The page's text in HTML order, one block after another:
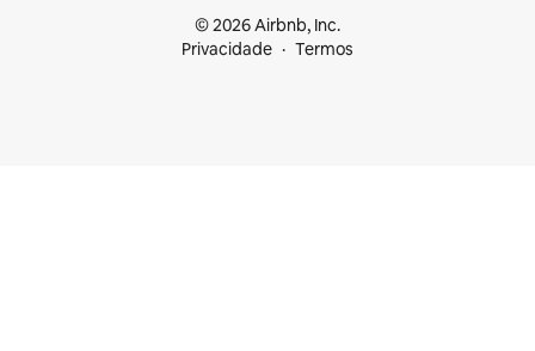
© 2026 Airbnb, Inc.
Privacidade
Termos